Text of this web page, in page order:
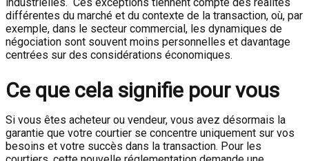
différentes du marché et du contexte de la transaction, où, par
exemple, dans le secteur commercial, les dynamiques de
négociation sont souvent moins personnelles et davantage
centrées sur des considérations économiques.
Ce que cela signifie pour vous
Si vous êtes acheteur ou vendeur, vous avez désormais la
garantie que votre courtier se concentre uniquement sur vos
besoins et votre succès dans la transaction. Pour les